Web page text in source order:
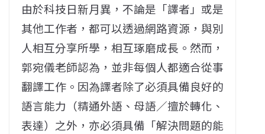
由於科技日新月異，不論是「譯者」或是
其他工作者，都可以透過網路資源，與別
人相互分享所學，相互琢磨成長。然而，
郭宛儀老師認為，並非每個人都適合從事
翻譯工作。因為譯者除了必須具備良好的
語言能力（精通外語、母語／擅於轉化、
表達）之外，亦必須具備「解決問題的能